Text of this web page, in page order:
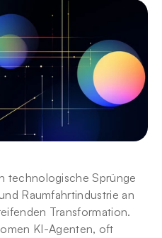
technologische Sprünge
Raumfahrtindustrie an
Transformation.
KI-Agenten, oft